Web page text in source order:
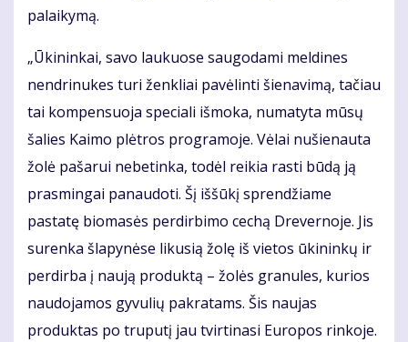
palaikymą.
„Ūkininkai, savo laukuose saugodami meldines
nendrinukes turi ženkliai pavėlinti šienavimą, tačiau
tai kompensuoja speciali išmoka, numatyta mūsų
šalies Kaimo plėtros programoje. Vėlai nušienauta
žolė pašarui nebetinka, todėl reikia rasti būdą ją
prasmingai panaudoti. Šį iššūkį sprendžiame
pastatę biomasės perdirbimo cechą Drevernoje. Jis
surenka šlapynėse likusią žolę iš vietos ūkininkų ir
perdirba į naują produktą – žolės granules, kurios
naudojamos gyvulių pakratams. Šis naujas
produktas po truputį jau tvirtinasi Europos rinkoje.